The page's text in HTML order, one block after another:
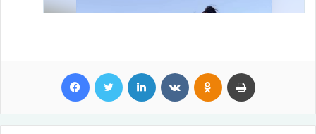
Facebook Twitter LinkedIn VKontakteOdnoklassniki